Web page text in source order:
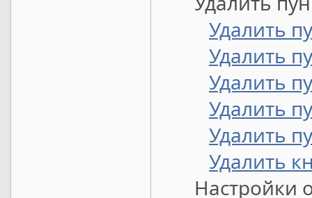
Удалить
Удалить
Удалить
Удалить
Удалить
Удалить
Настройки